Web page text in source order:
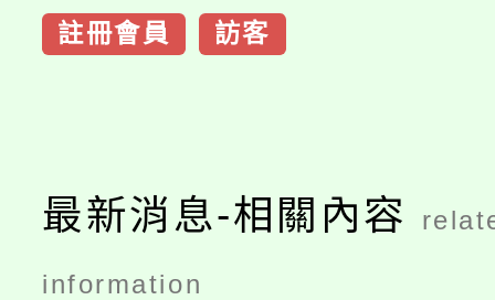
註冊會員 訪客
最新消息-相關內容
information